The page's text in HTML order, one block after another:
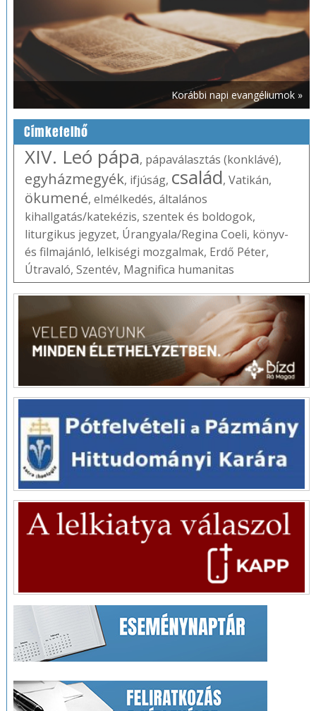
Korábbi napi evangéliumok »
Címkefelhő
XIV. Leó pápa, pápaválasztás (konklávé),
egyházmegyék, ifjúság, család, Vatikán,
ökumené, elmélkedés, általános
kihallgatás/katekézis, szentek és boldogok,
liturgikus jegyzet, Úrangyala/Regina Coeli, könyv-
és filmajánló, lelkiségi mozgalmak, Erdő Péter,
Útravaló, Szentév, Magnifica humanitas